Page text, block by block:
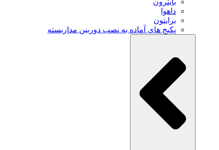
داهوا
برایتون
پکیج های آماده به نصب دوربین مداربسته